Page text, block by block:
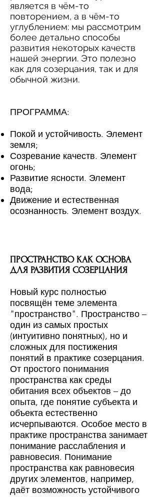
является в чём-то
повторением, а в чём-то
углублением: мы рассмотрим
более детально способы
развития некоторых качеств
нашей энергии. Это полезно
как для созерцания, так и для
обычной жизни.
ПРОГРАММА:
Покой и устойчивость. Элемент
земля;
Созревание качеств. Элемент
огонь;
Развитие ясности. Элемент
вода;
Движение и естественная
осознанность. Элемент воздух.
ПРОСТРАНСТВО КАК ОСНОВА
ДЛЯ РАЗВИТИЯ СОЗЕРЦАНИЯ
Новый курс полностью
посвящён теме элемента
"пространство". Пространство –
один из самых простых
(интуитивно понятных), но и
сложных для постижения
понятий в практике созерцания.
От простого понимания
пространства как среды
обитания всех объектов – до
опыта, где понятие субъекта и
объекта естественно
исчерпываются. Особое место в
практике пространства занимает
понимание расслабления и
равновесия. Понимание
пространства как равновесия
других элементов, например,
даёт возможность устойчивого